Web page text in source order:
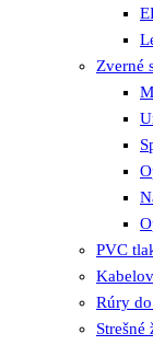
Zverné
PVC
Rúry
Strešné